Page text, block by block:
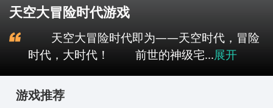
天空大冒险时代游戏
天空大冒险时代即为——天空时代，冒险
时代，大时代！ 前世的神级宅...展开
游戏推荐